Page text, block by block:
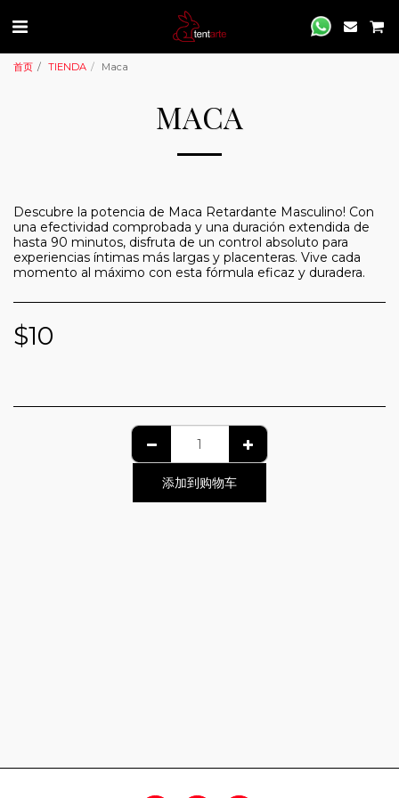
首页 TIENDA Maca
MACA
Descubre la potencia de Maca Retardante Masculino! Con
una efectividad comprobada y una duración extendida de
hasta 90 minutos, disfruta de un control absoluto para
experiencias íntimas más largas y placenteras. Vive cada
momento al máximo con esta fórmula eficaz y duradera.
$10
添加到购物车